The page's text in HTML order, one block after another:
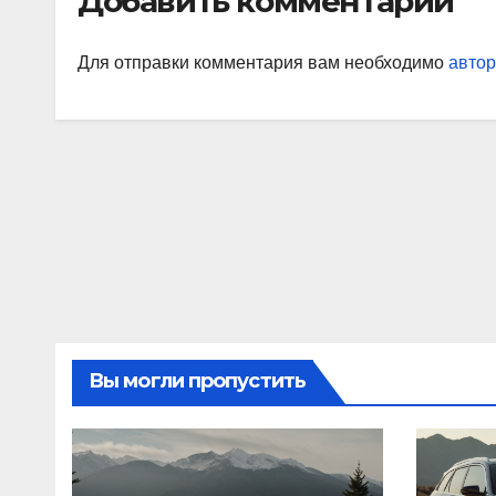
Для отправки комментария вам необходимо
Вы могли пропустить